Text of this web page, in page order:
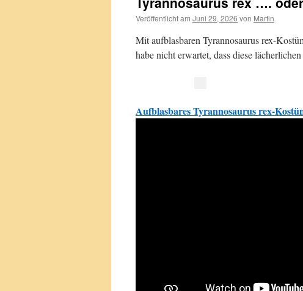
Veröffentlicht am Juni 29, 2026 von Martin
Mit aufblasbaren Tyrannosaurus rex-
habe nicht erwartet, dass diese
Aufblasbares Tyrannosaurus rex-